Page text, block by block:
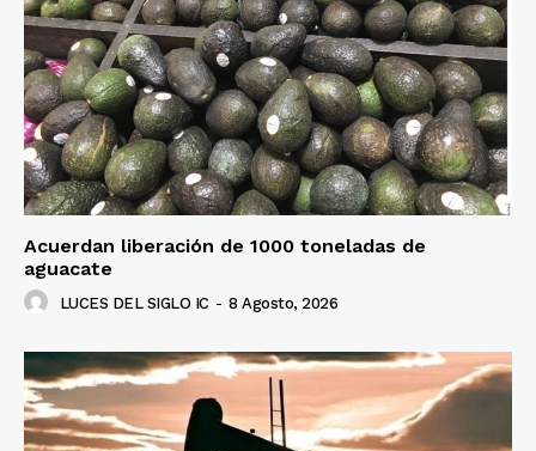
Acuerdan liberación de 1000 toneladas de
aguacate
LUCES DEL SIGLO IC - 8 Agosto, 2026